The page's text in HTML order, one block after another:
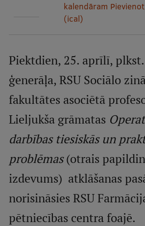
Mobile
izvēlne
Pamatstudiju programmas
Maģistra studiju programmas
Doktorantūra
Rezidentūra
Uzņemšana
Praktiska informācija
Par RSU
kalendāram
(ical)
Piektdien, 25. aprīlī,
ģenerāļa, RSU Sociālo
fakultātes asociētā
Lieljukša grāmatas
darbības tiesiskās un
problēmas(otrais
izdevums) atklāšanas
norisināsies RSU
pētniecības centra foajē.